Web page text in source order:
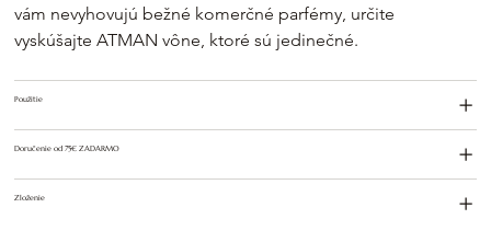
vám nevyhovujú bežné komerčné parfémy, určite
vyskúšajte ATMAN vône, ktoré sú jedinečné.
Použitie
Doručenie od 75€ ZADARMO
Zloženie